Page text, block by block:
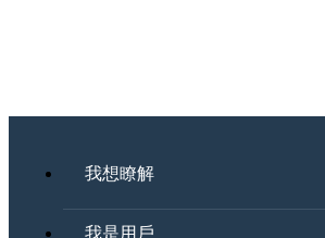
我想瞭解
我是用戶